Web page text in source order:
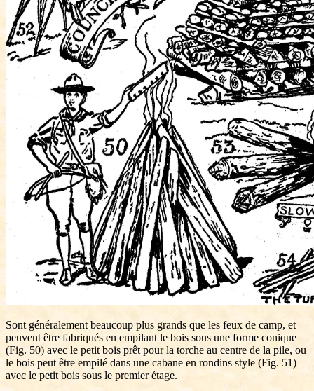
Sont généralement beaucoup plus grands que les feux de camp, et
peuvent être fabriqués en empilant le bois sous une forme conique
(Fig. 50) avec le petit bois prêt pour la torche au centre de la pile, ou
le bois peut être empilé dans une cabane en rondins style (Fig. 51)
avec le petit bois sous le premier étage.